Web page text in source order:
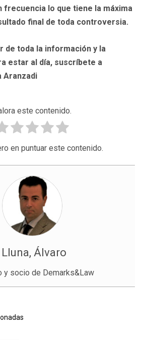
frecuencia lo que tiene la máxima
final de toda controversia.
de toda la información y la
estar al día, suscríbete a
Aranzadi
este contenido.
en puntuar este contenido.
Álvaro
y socio de Demarks&Law